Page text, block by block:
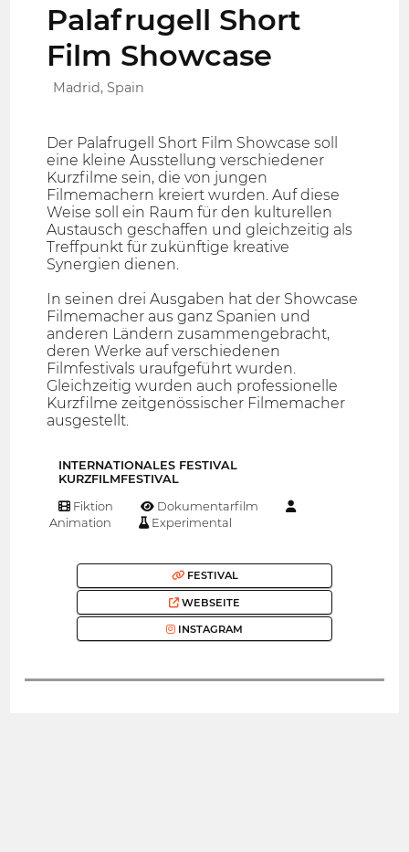
Palafrugell Short
Film Showcase
Madrid, Spain
Der Palafrugell Short Film Showcase soll
eine kleine Ausstellung verschiedener
Kurzfilme sein, die von jungen
Filmemachern kreiert wurden. Auf diese
Weise soll ein Raum für den kulturellen
Austausch geschaffen und gleichzeitig als
Treffpunkt für zukünftige kreative
Synergien dienen.
In seinen drei Ausgaben hat der Showcase
Filmemacher aus ganz Spanien und
anderen Ländern zusammengebracht,
deren Werke auf verschiedenen
Filmfestivals uraufgeführt wurden.
Gleichzeitig wurden auch professionelle
Kurzfilme zeitgenössischer Filmemacher
ausgestellt.
INTERNATIONALES FESTIVAL
KURZFILMFESTIVAL
Fiktion
Dokumentarfilm
Animation
Experimental
FESTIVAL
WEBSEITE
INSTAGRAM